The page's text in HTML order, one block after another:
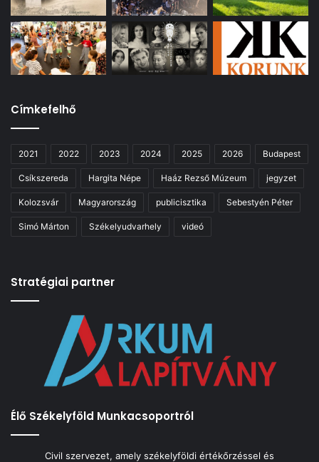
Címkefelhő
2021 2022 2023 2024 2025 2026 Budapest
Csíkszereda Hargita Népe Haáz Rezső Múzeum jegyzet
Kolozsvár Magyarország publicisztika Sebestyén Péter
Simó Márton Székelyudvarhely videó
Stratégiai partner
Élő Székelyföld Munkacsoportról
Civil szervezet, amely székelyföldi értékőrzéssel és